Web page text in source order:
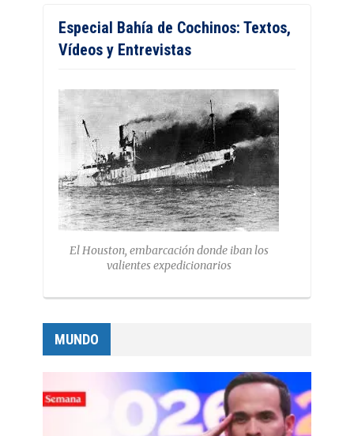
Especial Bahía de Cochinos: Textos,
Vídeos y Entrevistas
El Houston, embarcación donde iban los
valientes expedicionarios
MUNDO